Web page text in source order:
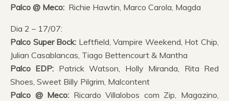
Palco @ Meco: Richie Hawtin, Marco Carola, Magda
Dia 2 – 17/07:
Palco Super Bock: Leftfield, Vampire Weekend, Hot Chip,
Julian Casablancas, Tiago Bettencourt & Mantha
Palco EDP: Patrick Watson, Holly Miranda, Rita Red
Shoes, Sweet Billy Pilgrim, Malcontent
Palco @ Meco: Ricardo Villalobos com Zip, Magazino,